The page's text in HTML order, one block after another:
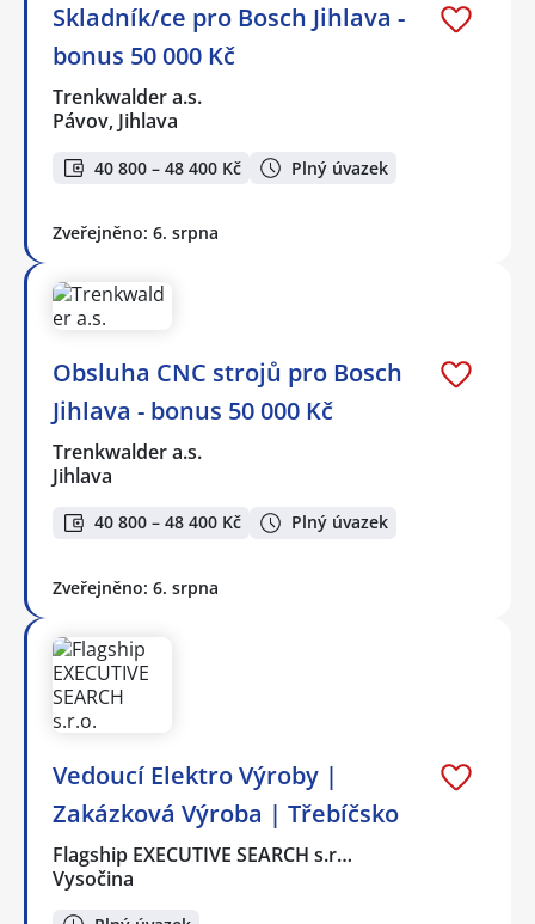
Skladník/ce pro Bosch Jihlava -
bonus 50 000 Kč
Trenkwalder a.s.
Pávov, Jihlava
40 800 – 48 400 Kč Plný úvazek
Zveřejněno: 6. srpna
Obsluha CNC strojů pro Bosch
Jihlava - bonus 50 000 Kč
Trenkwalder a.s.
Jihlava
40 800 – 48 400 Kč Plný úvazek
Zveřejněno: 6. srpna
Vedoucí Elektro Výroby |
Zakázková Výroba | Třebíčsko
Flagship EXECUTIVE SEARCH s.r…
Vysočina